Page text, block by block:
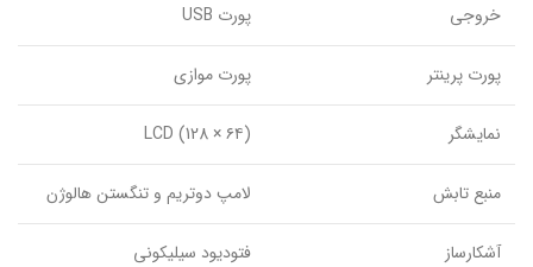
خروجی پورت USB
پورت پرینتر پورت موازی
نمایشگر LCD (128 × ۶۴)
منبع تابش لامپ دوتریم و تنگستن هالوژن
آشکارساز فتودیود سیلیکونی